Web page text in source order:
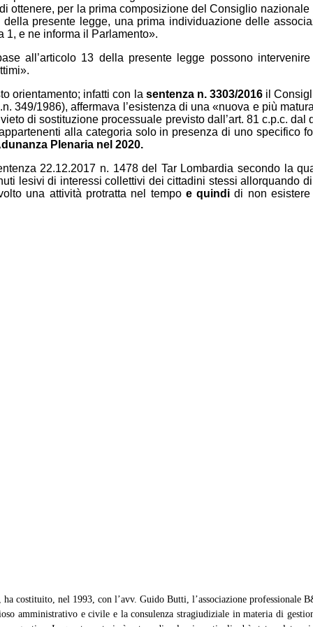
ottenere, per la prima composizione del Consiglio
presente legge, una prima individuazione delle
1, e ne informa il Parlamento».
all’articolo 13 della presente legge possono
orientamento; infatti con la sentenza n. 3303/2016 il
349/1986), affermava l’esistenza di una «nuova e più
di sostituzione processuale previsto dall’art. 81 c.p.c.
alla categoria solo in presenza di uno specifico
Plenaria nel 2020.
22.12.2017 n. 1478 del Tar Lombardia secondo la
lesivi di interessi collettivi dei cittadini stessi allorquando
una attività protratta nel tempo e quindi di non
costituito, nel 1993, con l’avv. Guido Butti, l’associazione professionale
amministrativo e civile e la consulenza stragiudiziale in materia di